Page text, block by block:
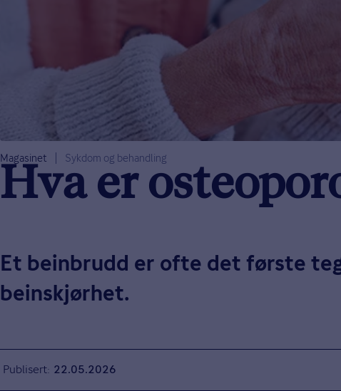
Magasinet Sykdom og behandling
Hva er
Et beinbrudd er ofte det første
beinskjørhet.
Publisert 22.05.2026